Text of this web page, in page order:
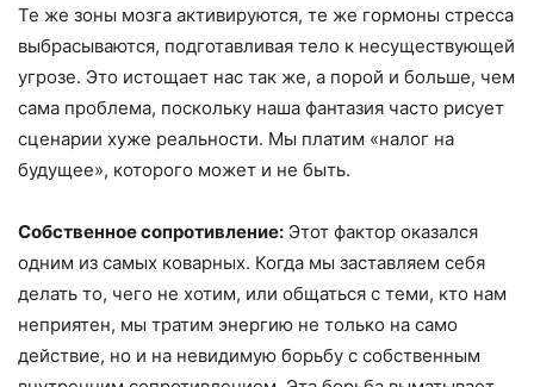
Те же зоны мозга активируются, те же гормоны стресса
выбрасываются, подготавливая тело к несуществующей
угрозе. Это истощает нас так же, а порой и больше, чем
сама проблема, поскольку наша фантазия часто рисует
сценарии хуже реальности. Мы платим «налог на
будущее», которого может и не быть.
Собственное сопротивление: Этот фактор оказался
одним из самых коварных. Когда мы заставляем себя
делать то, чего не хотим, или общаться с теми, кто нам
неприятен, мы тратим энергию не только на само
действие, но и на невидимую борьбу с собственным